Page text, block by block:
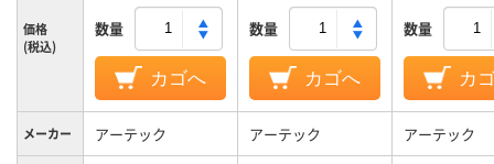
価格
(税込)
数量
カゴへ
数量
カゴへ
数量
カ
メーカー アーテック アーテック アーテック